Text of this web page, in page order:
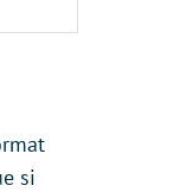
si